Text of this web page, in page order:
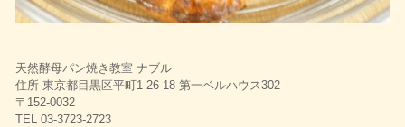
天然酵母パン焼き教室 ナブル
住所 東京都目黒区平町1-26-18 第一ベルハウス302
〒152-0032
TEL 03-3723-2723